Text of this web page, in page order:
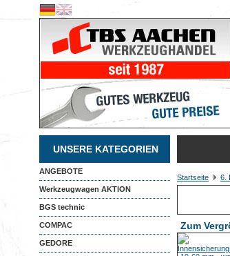
UNSERE KATEGORIEN
ANGEBOTE
Werkzeugwagen AKTION
BGS technic
COMPAC
GEDORE
Startseite 6.
Zum